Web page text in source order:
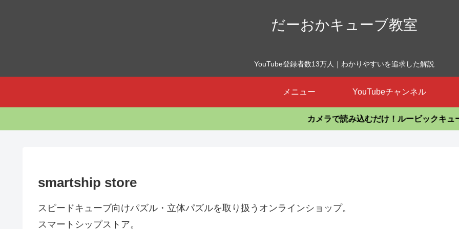
だーおかキューブ教室
YouTube登録者数13万人｜わかりやすいを追求した解説
メニュー YouTubeチャンネル
カメラで読み込むだけ！ルービックキューブを揃える
smartship store
スピードキューブ向けパズル・立体パズルを取り扱うオンラインショップ。
スマートシップストア。